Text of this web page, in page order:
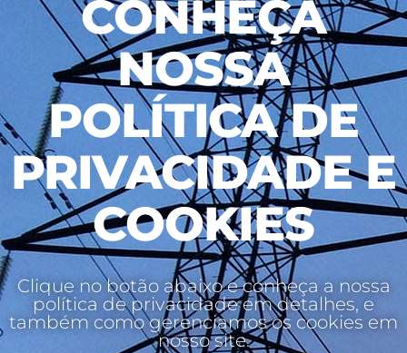
CONHEÇA
NOSSA
POLÍTICA DE
PRIVACIDADE E
COOKIES
Clique no botão abaixo e conheça a nossa
política de privacidade em detalhes, e
também como gerenciamos os cookies em
nosso site.